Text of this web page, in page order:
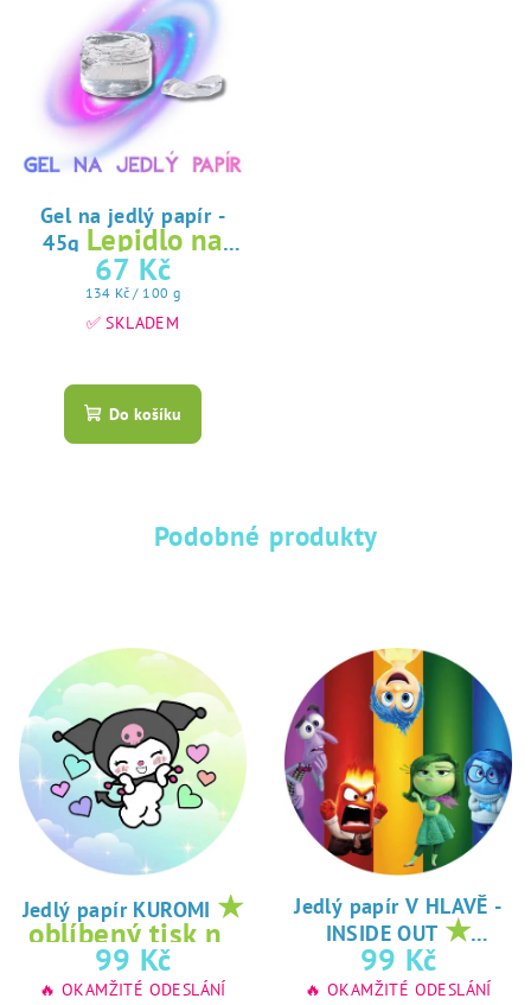
Gel na jedlý papír -
45g Lepidlo na
jedlý papír
67 Kč
Měrná
cena:
134 Kč / 100 g
✅ SKLADEM
hodnocení
produktu
hvězdiček.
Do košíku
Podobné produkty
Jedlý papír KUROMI ★
oblíbený tisk na
jedlý papír
99 Kč
🔥 OKAMŽITÉ ODESLÁNÍ
Jedlý papír V HLAVĚ -
INSIDE OUT ★
oblíbený tisk na
jedlý papír
99 Kč
🔥 OKAMŽITÉ ODESLÁNÍ